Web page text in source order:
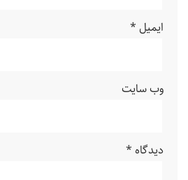
ایمیل *
وب‌ سایت
دیدگاه *